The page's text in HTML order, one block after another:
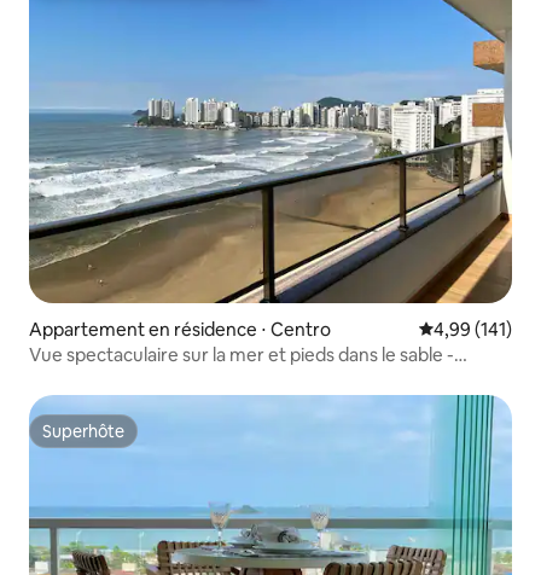
Appartement en résidence ⋅ Centro Évaluation
4,99 (141)
Vue spectaculaire sur la mer et pieds dans le sable -
Superhôte
Superhôte